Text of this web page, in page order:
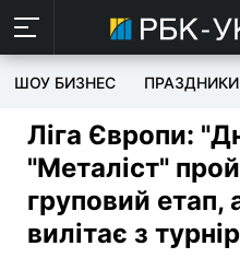
ШОУ БИЗНЕС ПРАЗДНИКИ
Ліга Європи:
"Металіст"
груповий етап,
вилітає з